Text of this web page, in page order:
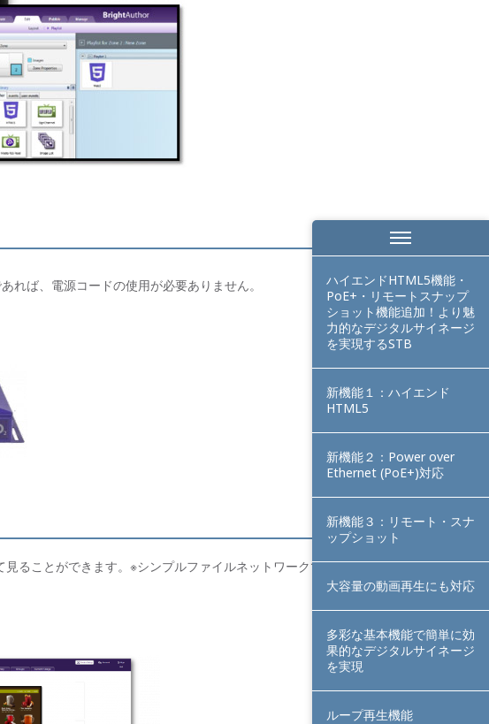
れば、電源コードの使用が必要ありません。
ることができます。※シンプルファイルネットワークでは使
ハイエンドHTML5機能・
PoE+・リモートスナップ
ショット機能追加！より魅
力的なデジタルサイネージ
を実現するSTB
新機能１：ハイエンド
HTML5
新機能２：Power over
Ethernet (PoE+)対応
新機能３：リモート・スナ
ップショット
大容量の動画再生にも対応
多彩な基本機能で簡単に効
果的なデジタルサイネージ
を実現
ループ再生機能